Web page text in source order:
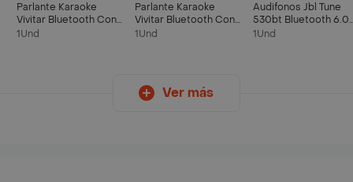
Parlante Karaoke
Vivitar Bluetooth Con
Luz Led Hasta 12 Hrs
1Und
Parlante Karaoke
Vivitar Bluetooth Con
Luz Led Hasta 12 Hrs
1Und
Audifonos Jbl Tune
530bt Bluetooth 6.0
On Ear 76 Horas Pure
1Und
Ver más